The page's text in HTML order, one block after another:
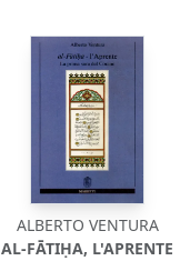
ALBERTO VENTURA
AL-FĀTIḤA, L'APRENTE